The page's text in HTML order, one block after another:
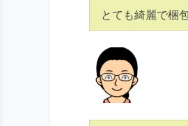
とても綺麗で梱